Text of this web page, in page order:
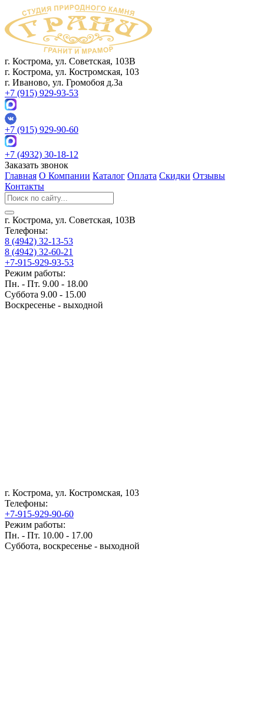
г. Кострома, ул. Советская, 103В
г. Кострома, ул. Костромская, 103
г. Иваново, ул. Громобоя д.3а
+7 (915) 929-93-53
+7 (915) 929-90-60
+7 (4932) 30-18-12
Заказать звонок
Главная О Компании Каталог Оплата Скидки Отзывы
Контакты
г. Кострома, ул. Советская, 103В
Телефоны:
8 (4942) 32-13-53
8 (4942) 32-60-21
+7-915-929-93-53
Режим работы:
Пн. - Пт. 9.00 - 18.00
Суббота 9.00 - 15.00
Воскресенье - выходной
г. Кострома, ул. Костромская, 103
Телефоны:
+7-915-929-90-60
Режим работы:
Пн. - Пт. 10.00 - 17.00
Суббота, воскресенье - выходной